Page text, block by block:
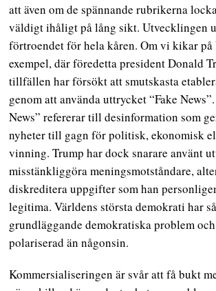
att även om de spännande rubrikerna
väldigt ihåligt på lång sikt. Utvecklingen
förtroendet för hela kåren. Om vi kikar på
exempel, där föredetta president Donald
tillfällen har försökt att smutskasta
genom att använda uttrycket “Fake
News” refererar till desinformation som
nyheter till gagn för politisk, ekonomisk
vinning. Trump har dock snarare använt
misstänkliggöra meningsmotståndare,
diskreditera uppgifter som han
legitima. Världens största demokrati har
grundläggande demokratiska problem
polariserad än någonsin.
Kommersialiseringen är svår att få bukt